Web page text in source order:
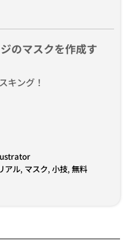
のマスクを作成す
キング！
アル, マスク, 小技, 無料